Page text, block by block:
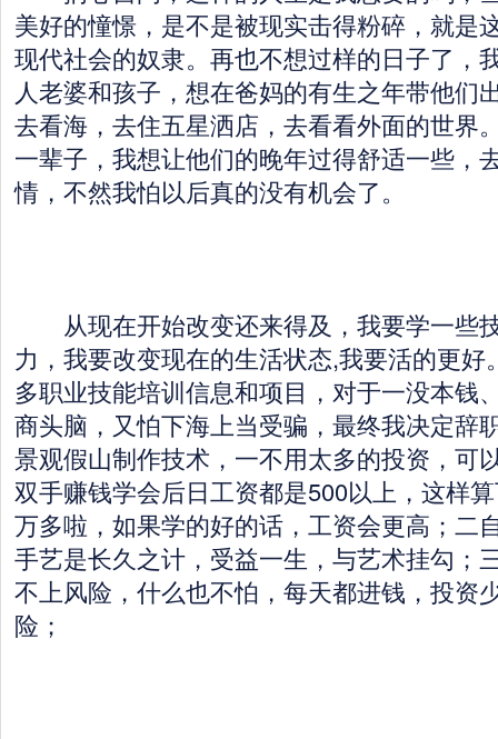
美好的憧憬，是不是被现实击得粉碎，就是
现代社会的奴隶。再也不想过样的日子了，
人老婆和孩子，想在爸妈的有生之年带他们
去看海，去住五星洒店，去看看外面的世界
一辈子，我想让他们的晚年过得舒适一些，
情，不然我怕以后真的没有机会了。
从现在开始改变还来得及，我要学一些
力，我要改变现在的生活状态,我要活的更好
多职业技能培训信息和项目，对于一没本钱
商头脑，又怕下海上当受骗，最终我决定辞
景观假山制作技术，一不用太多的投资，可
双手赚钱学会后日工资都是500以上，这样
万多啦，如果学的好的话，工资会更高；二
手艺是长久之计，受益一生，与艺术挂勾；
不上风险，什么也不怕，每天都进钱，投资
险；